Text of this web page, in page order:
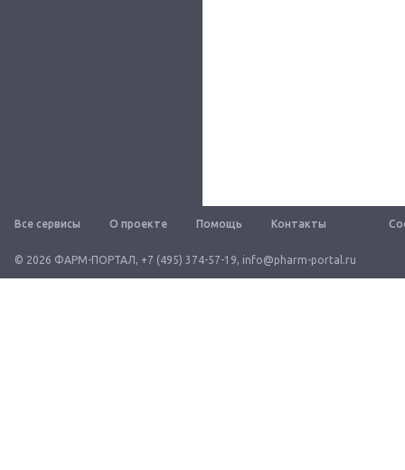
Все сервисы О проекте Помощь Контакты
© 2026 ФАРМ-ПОРТАЛ, +7 (495) 374-57-19, info@pharm-portal.ru